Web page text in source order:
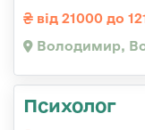
від 21000 до
Володимир,
Психолог